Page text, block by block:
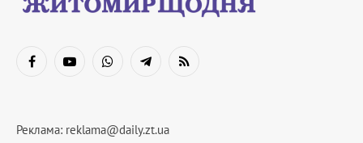
FacebookYouTubeWhatsAppTelegramRSS
Реклама: reklama@daily.zt.ua